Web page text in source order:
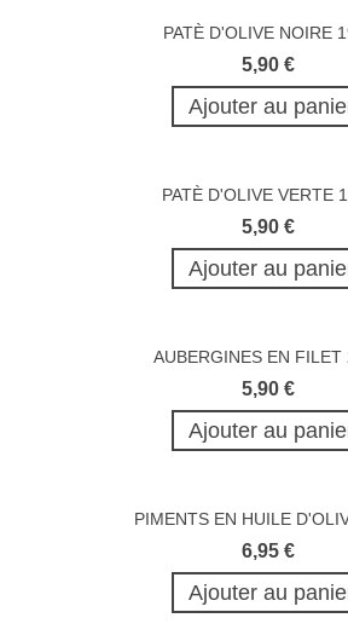
PATÈ D'OLIVE NOIRE
5,90 €
Ajouter au
PATÈ D'OLIVE VERTE
5,90 €
Ajouter au
AUBERGINES EN FILET
5,90 €
Ajouter au
PIMENTS EN HUILE
6,95 €
Ajouter au